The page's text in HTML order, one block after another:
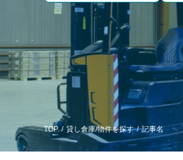
TOP / 貸し倉庫/物件を探す / 記事名